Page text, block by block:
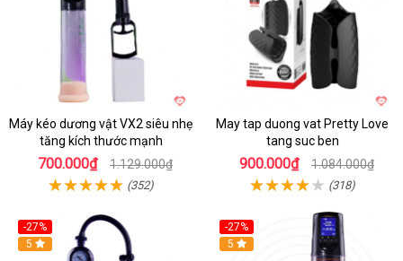
Máy kéo dương vật VX2 siêu nhẹ
tăng kích thước mạnh
700.000₫ 1.129.000₫
(352)
May tap duong vat Pretty Love
tang suc ben
900.000₫ 1.084.000₫
(318)
-27%
Hot
5
-27%
Hot
5